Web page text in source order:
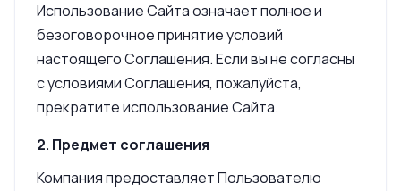
Использование Сайта означает полное и
безоговорочное принятие условий
настоящего Соглашения. Если вы не согласны
с условиями Соглашения, пожалуйста,
прекратите использование Сайта.
2. Предмет соглашения
Компания предоставляет Пользователю